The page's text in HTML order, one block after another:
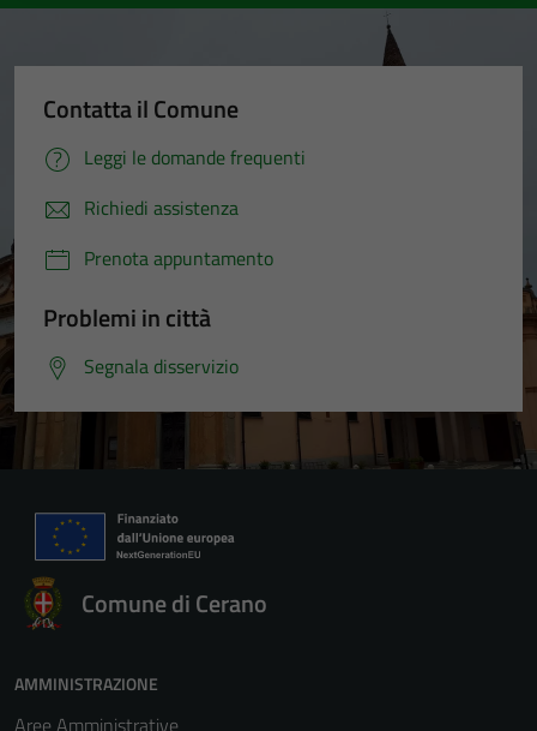
Contatta il Comune
Leggi le domande frequenti
Richiedi assistenza
Prenota appuntamento
Problemi in città
Segnala disservizio
Comune di Cerano
AMMINISTRAZIONE
Aree Amministrative